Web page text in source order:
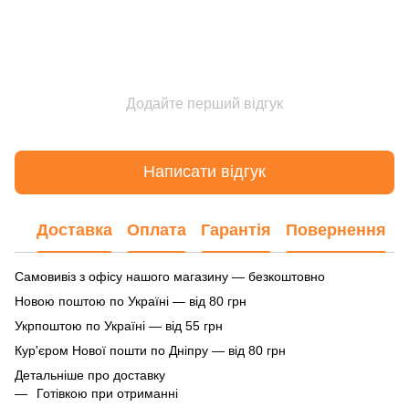
Додайте перший відгук
Написати відгук
Доставка Оплата Гарантія Повернення
Самовивіз з офісу нашого магазину — безкоштовно
Новою поштою по Україні — від 80 грн
Укрпоштою по Україні — від 55 грн
Кур'єром Нової пошти по Дніпру — від 80 грн
Детальніше про доставку
Готівкою при отриманні